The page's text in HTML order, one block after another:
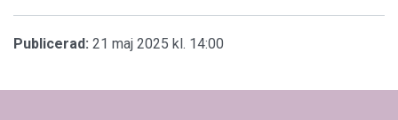
Publicerad: 21 maj 2025 kl. 14:00